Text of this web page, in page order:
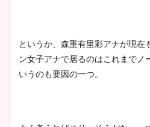
というか、森重有里彩アナが現在
ン女子アナで居るのはこれまでノ
いうのも要因の一つ。